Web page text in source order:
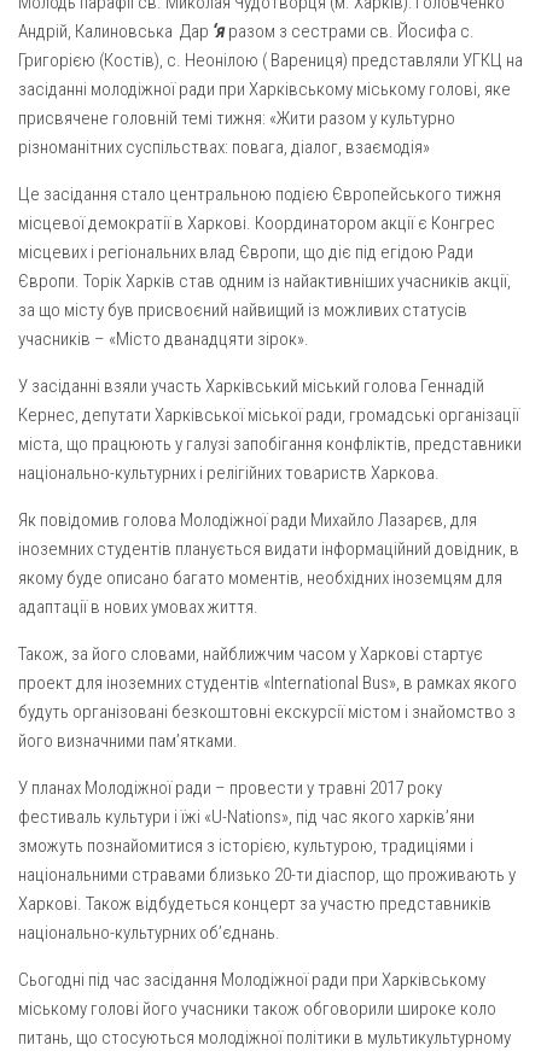
Архистратига Михаїла (м. Люботин)
Покрови Пресвятої Богородиці (с. Вільча)
Преображенська парафія (м. Лозова)
Парафія Благовіщення Пресвятої Богородиці (смт
Золочів)
Парафія Різдва Пресвятої Богородиці м. Берестин
(Красноград)
Парохії Полтавської області
Пресвятої Трійці (м. Полтава)
Всіх Святих українського народу (м. Полтава)
Свято-Юріївська парафія (м. Полтава)
Архистратига Михаїла (с. Пригарівка)
Благовіщення Пресвятої Богородиці (с. Шевченки)
Вознесіння ГНІХ (с. Витівка)
Вознесіння Господнього (м. Кобеляки)
Пророка Іллі (смт. Білики)
Різдва Пресвятої Богородиці (с. Вільховатка)
Св. Апостола Андрія Первозванного (с. Засулля)
Св. Миколая (с. Деменки)
Успіння Пресвятої Богородиці (м. Кременчук)
Успіння Пресвятої Богородиці (м. Лубни)
Парохії Сумської області
Введення в храм Богородиці (м. Суми)
Матері Божої Неустанної Помочі (м. Охтирка)
Монастирі
Свято-Покровський монастир оо Василіян
Газета Християнський голос
Надруковані числа
Молитви
Галерея
Рух pro-life
Андрій, Калиновська Дар ‘яразом з сестрами св. Йосифа с.
Григорією (Костів), с. Неонілою ( Варениця) представляли УГКЦ на
засіданні молодіжної ради при Харківському міському голові, яке
присвячене головній темі тижня: «Жити разом у культурно
різноманітних суспільствах: повага, діалог, взаємодія»
Це засідання стало центральною подією Європейського тижня
місцевої демократії в Харкові. Координатором акції є Конгрес
місцевих і регіональних влад Європи, що діє під егідою Ради
Європи. Торік Харків став одним із найактивніших учасників акції,
за що місту був присвоєний найвищий із можливих статусів
учасників – «Місто дванадцяти зірок».
У засіданні взяли участь Харківський міський голова Геннадій
Кернес, депутати Харківської міської ради, громадські організації
міста, що працюють у галузі запобігання конфліктів, представники
національно-культурних і релігійних товариств Харкова.
Як повідомив голова Молодіжної ради Михайло Лазарєв, для
іноземних студентів планується видати інформаційний довідник, в
якому буде описано багато моментів, необхідних іноземцям для
адаптації в нових умовах життя.
Також, за його словами, найближчим часом у Харкові стартує
проект для іноземних студентів «International Bus», в рамках якого
будуть організовані безкоштовні екскурсії містом і знайомство з
його визначними пам’ятками.
У планах Молодіжної ради – провести у травні 2017 року
фестиваль культури і їжі «U-Nations», під час якого харків’яни
зможуть познайомитися з історією, культурою, традиціями і
національними стравами близько 20-ти діаспор, що проживають у
Харкові. Також відбудеться концерт за участю представників
національно-культурних об’єднань.
Сьогодні під час засідання Молодіжної ради при Харківському
міському голові його учасники також обговорили широке коло
питань, що стосуються молодіжної політики в мультикультурному